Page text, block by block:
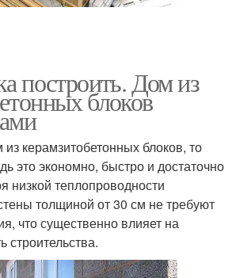
построить. Дом из
блоков
керамзитобетонных блоков, то
это экономно, быстро и достаточно
низкой теплопроводности
толщиной от 30 см не требуют
что существенно влияет на
строительства.